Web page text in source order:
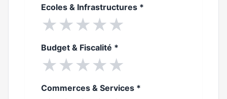
Ecoles & Infrastructures *
★★★★★
Budget & Fiscalité *
★★★★★
Commerces & Services *